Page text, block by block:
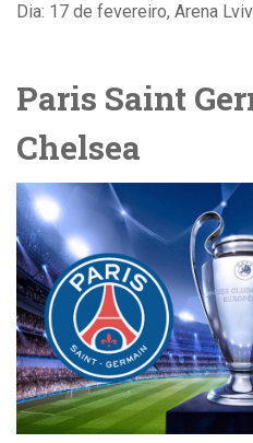
Dia: 17 de fevereiro, Arena
Paris Saint
Chelsea